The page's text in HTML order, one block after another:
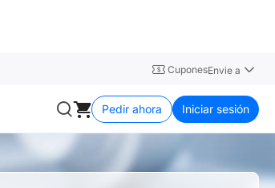
CuponesEnvie a
Pedir ahora Iniciar sesión